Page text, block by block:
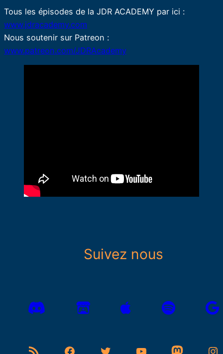
Tous les épisodes de la JDR ACADEMY par ici :
www.jdracademy.com
Nous soutenir sur Patreon :
www.patreon.com/JDRAcademy
Suivez nous
Flux RSS Facebook Twitter YouTube Mastodon Instagram